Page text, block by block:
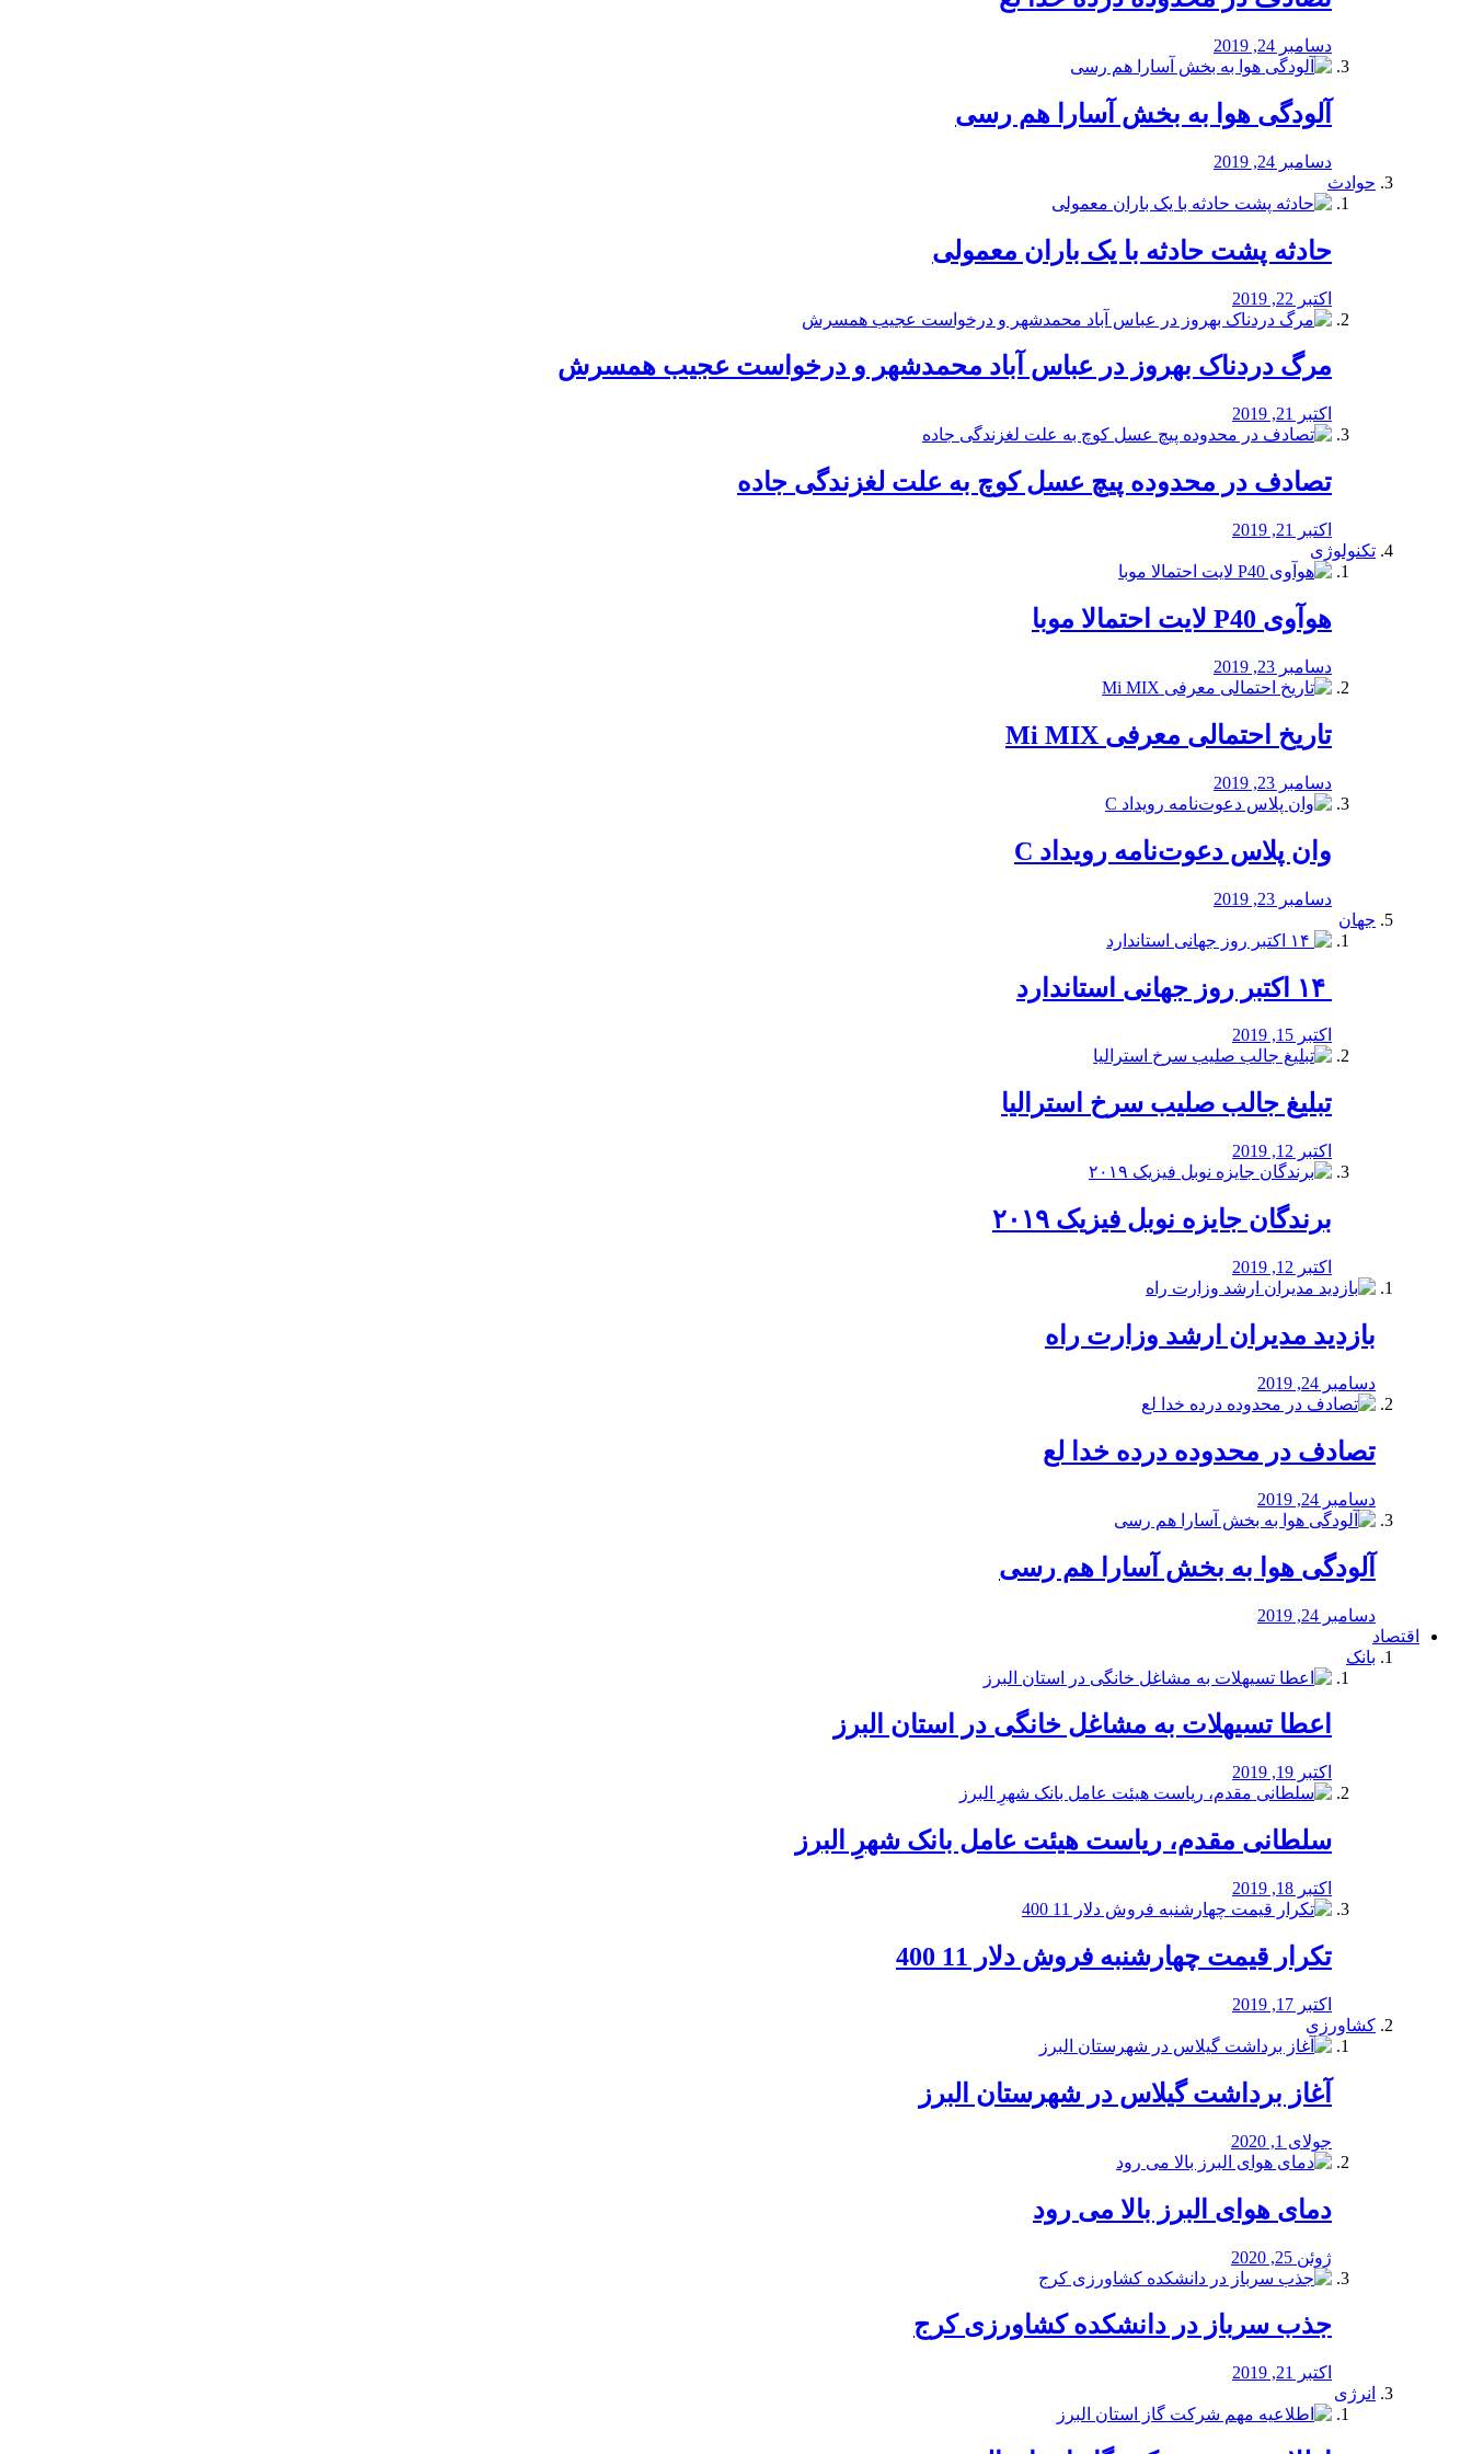
دسامبر 24, 2019
آلودگی هوا به بخش آسارا هم رسی
دسامبر 24, 2019
حوادث
️حادثه پشت حادثه با یک باران معمولی
اکتبر 22, 2019
مرگ دردناک بهروز در عباس آباد محمدشهر و درخواست عجیب همسرش
اکتبر 21, 2019
تصادف در محدوده پیچ عسل کوچ به علت لغزندگی جاده
اکتبر 21, 2019
تکنولوژی
هوآوی P40 لایت احتمالا موبا
دسامبر 23, 2019
تاریخ احتمالی معرفی Mi MIX
دسامبر 23, 2019
وان پلاس دعوت‌نامه رویداد C
دسامبر 23, 2019
جهان
اکتبر 15, 2019
تبلیغ جالب صلیب سرخ استرالیا
اکتبر 12, 2019
برندگان جایزه نوبل فیزیک ۲۰۱۹
اکتبر 12, 2019
بازدید مدیران ارشد وزارت راه
دسامبر 24, 2019
تصادف در محدوده درده خدا لع
دسامبر 24, 2019
آلودگی هوا به بخش آسارا هم رسی
دسامبر 24, 2019
اقتصاد
بانک
️اعطا تسیهلات به مشاغل خانگی در استان البرز
اکتبر 19, 2019
سلطانی مقدم، ریاست هیئت عامل بانک شهرِ البرز
اکتبر 18, 2019
تکرار قیمت چهارشنبه فروش دلار 11 400
اکتبر 17, 2019
کشاورزی
آغاز برداشت گیلاس در شهرستان البرز
جولای 1, 2020
دمای هوای البرز بالا می رود
ژوئن 25, 2020
جذب سرباز در دانشکده کشاورزی کرج
اکتبر 21, 2019
انرژی